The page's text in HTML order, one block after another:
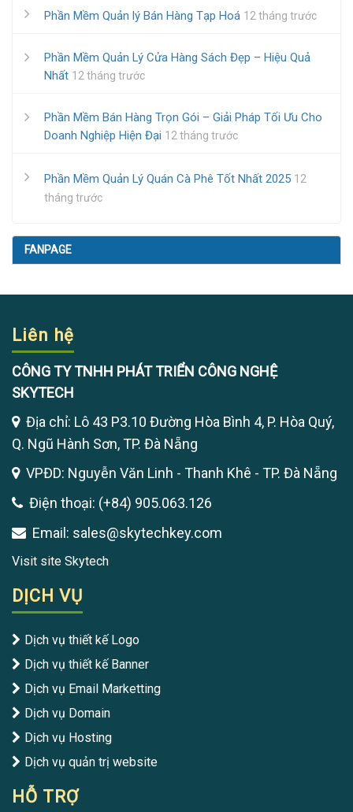
Phần Mềm Quản lý Bán Hàng Tạp Hoá 12 tháng trước
Phần Mềm Quản Lý Cửa Hàng Sách Đẹp – Hiệu Quả
Nhất 12 tháng trước
Phần Mềm Bán Hàng Trọn Gói – Giải Pháp Tối Ưu Cho
Doanh Nghiệp Hiện Đại 12 tháng trước
Phần Mềm Quản Lý Quán Cà Phê Tốt Nhất 2025 12
tháng trước
FANPAGE
Liên hệ
CÔNG TY TNHH PHÁT TRIỂN CÔNG NGHỆ
SKYTECH
Địa chỉ: Lô 43 P3.10 Đường Hòa Bình 4, P. Hòa Quý,
Q. Ngũ Hành Sơn, TP. Đà Nẵng
VPĐD: Nguyễn Văn Linh - Thanh Khê - TP. Đà Nẵng
Điện thoại: (+84) 905.063.126
Email: sales@skytechkey.com
Visit site Skytech
DỊCH VỤ
Dịch vụ thiết kế Logo
Dịch vụ thiết kế Banner
Dịch vụ Email Marketting
Dịch vụ Domain
Dịch vụ Hosting
Dịch vụ quản trị website
HỖ TRỢ